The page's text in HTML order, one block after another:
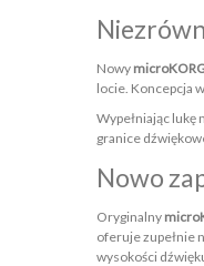
Nowy
locie. Koncepcja
Wypełniając lukę
granice
Nowo
Oryginalny
oferuje zupełnie
wysokości